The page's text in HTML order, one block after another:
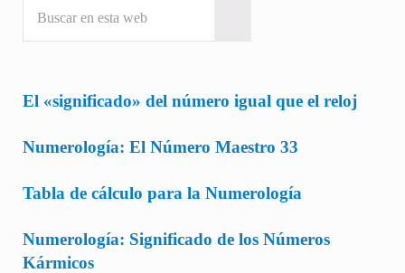
El «significado» del número igual que el reloj
Numerología: El Número Maestro 33
Tabla de cálculo para la Numerología
Numerología: Significado de los Números
Kármicos